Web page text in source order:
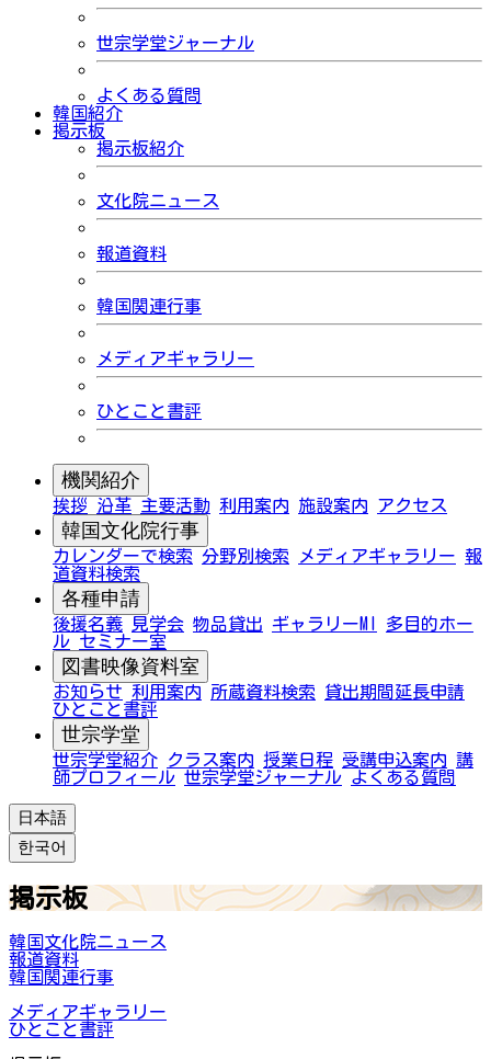
世宗学堂ジャーナル
よくある質問
韓国紹介
掲示板
掲示板紹介
文化院ニュース
報道資料
韓国関連行事
メディアギャラリー
ひとこと書評
機関紹介
挨拶 沿革 主要活動 利用案内 施設案内 アクセス
韓国文化院行事
カレンダーで検索 分野別検索 メディアギャラリー 報
道資料検索
各種申請
後援名義 見学会 物品貸出 ギャラリーMI
多目的ホー
ル セミナー室
図書映像資料室
お知らせ 利用案内 所蔵資料検索
貸出期間延長申請
ひとこと書評
世宗学堂
世宗学堂紹介 クラス案内 授業日程 受講申込案内 講
師プロフィール 世宗学堂ジャーナル よくある質問
日本語
한국어
掲示板
韓国文化院ニュース
報道資料
韓国関連行事
メディアギャラリー
ひとこと書評